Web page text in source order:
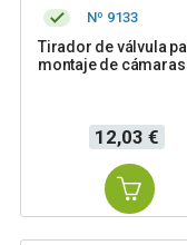
Nº 9133
Tirador de válvula
montaje de cámaras
Precio
12,03 €